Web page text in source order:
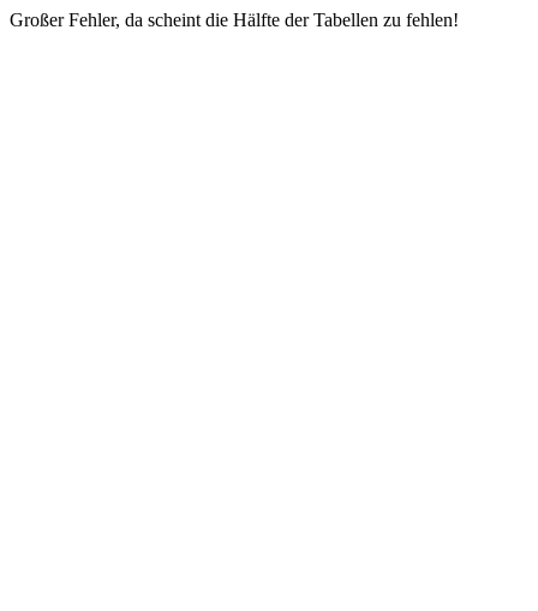
Großer Fehler, da scheint die Hälfte der Tabellen zu fehlen!